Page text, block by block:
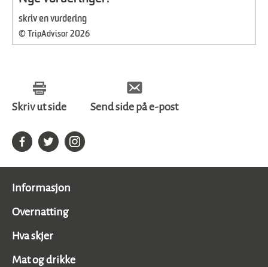
skriv en vurdering
© TripAdvisor 2026
Skriv ut side Send side på e-post
Informasjon
Overnatting
Hva skjer
Mat og drikke